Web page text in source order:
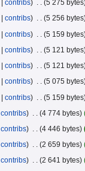
contribs 5 275 bytes
contribs 5 256 bytes
contribs 5 159 bytes
contribs 5 121 bytes
contribs 5 121 bytes
contribs 5 075 bytes
contribs 5 159 bytes
contribs 4 774 bytes
contribs 4 446 bytes
contribs 2 659 bytes
contribs 2 641 bytes